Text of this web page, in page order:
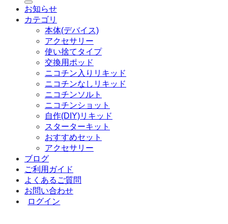
対
象:
お知らせ
カテゴリ
本体(デバイス)
アクセサリー
使い捨てタイプ
交換用ポッド
ニコチン入りリキッド
ニコチンなしリキッド
ニコチンソルト
ニコチンショット
自作(DIY)リキッド
スターターキット
おすすめセット
アクセサリー
ブログ
ご利用ガイド
よくあるご質問
お問い合わせ
ログイン